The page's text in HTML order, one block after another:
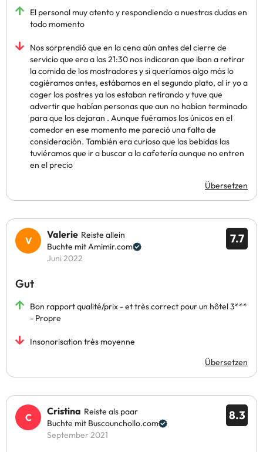
El personal muy atento y respondiendo a nuestras dudas en
todo momento
Nos sorprendió que en la cena aún antes del cierre de
servicio que era a las 21:30 nos indicaran que iban a retirar
la comida de los mostradores y si queríamos algo más lo
cogiéramos antes, estábamos en el segundo plato, al ir yo a
coger los postres ya los estaban retirando y tuve que
advertir que habían personas que aun no habían terminado
para que los dejaran . Aunque fuéramos los únicos en el
comedor en ese momento me pareció una falta de
consideración. También era curioso que las bebidas las
tuviéramos que ir a buscar a la cafetería aunque no entren
en el precio
Übersetzen
7.7
Valerie Reiste allein
Buchte mit Amimir.com
Juni 2022
Gut
Bon rapport qualité/prix - et très correct pour un hôtel 3***
- Propre
Insonorisation très moyenne
Übersetzen
8.3
Cristina Reiste als paar
Buchte mit Buscounchollo.com
September 2021